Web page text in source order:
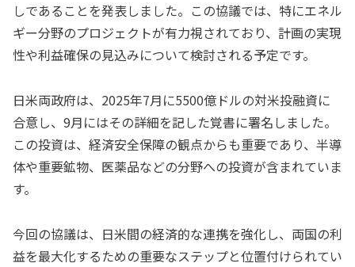
しであることを発表しました。この協議では、特にエネル
ギー分野のプロジェクトが有力視されており、計画の実現
性や利益確保の見込みについて検討される予定です。
日米両政府は、2025年7月に5500億ドルの対米投融資に
合意し、9月にはその詳細を記した覚書に署名しました。
この投資は、経済安全保障の観点からも重要であり、半導
体や重要鉱物、医薬品などの分野への投資が含まれていま
す。
今回の協議は、日米間の経済的な連携を強化し、両国の利
益を最大化するための重要なステップと位置付けられてい